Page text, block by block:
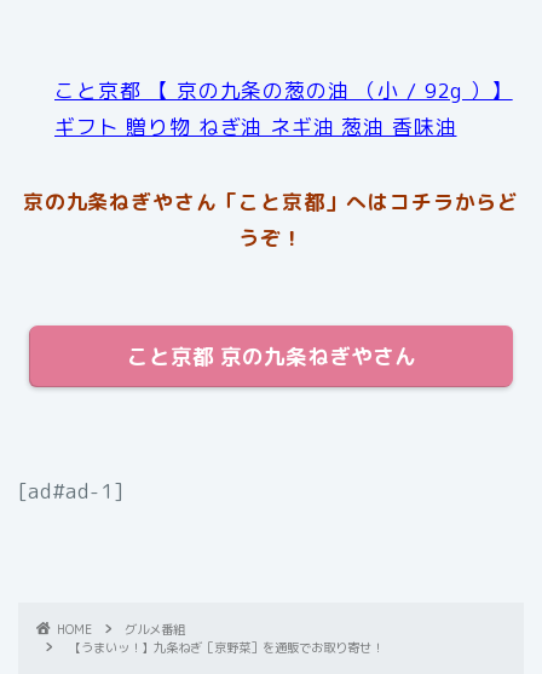
こと京都 【 京の九条の葱の油 （小 / 92g ）】
ギフト 贈り物 ねぎ油 ネギ油 葱油 香味油
京の九条ねぎやさん「こと京都」へはコチラからど
うぞ！
こと京都 京の九条ねぎやさん
[ad#ad-1]
HOME
グルメ番組
【うまいッ！】九条ねぎ［京野菜］を通販でお取り寄せ！